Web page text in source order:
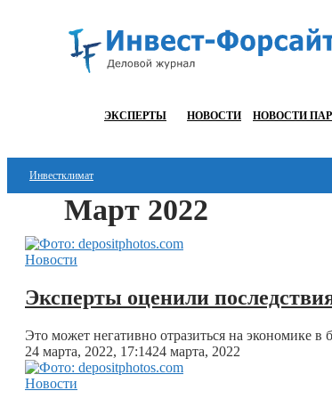
ЭКСПЕРТЫ НОВОСТИ НОВОСТИ
Инвестклимат
Инвестиции
Технологии
ESG
Март 2022
Новости
Эксперты оценили
Это может негативно отразиться на экономике в
24 марта, 2022, 17:1424 марта, 2022
Новости